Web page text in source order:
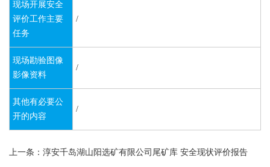
现场开展安全
评价工作主要
任务
/
现场勘验图像
影像资料
/
其他有必要公
开的内容
/
上一条：淳安千岛湖山阳选矿有限公司尾矿库 安全现状评价报告